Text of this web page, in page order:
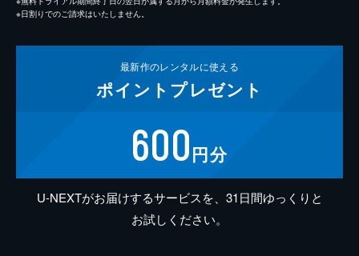
※日割りでのご請求はいたしません。
最新作のレンタルに使える
ポイント プレゼント
600円分
U-NEXTがお届けするサービスを、31日間ゆっくりと
お試しください。